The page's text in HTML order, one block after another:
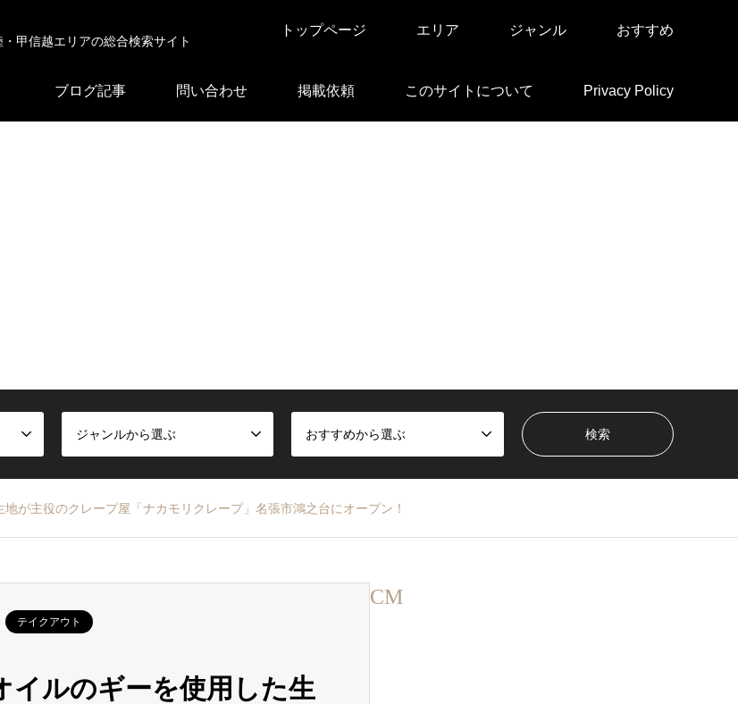
甲信越エリアの総合検索サイト
トップページ エリア ジャンル おすすめ
ブログ記事 問い合わせ 掲載依頼 このサイトについて Privacy Policy
ジャンルから選ぶ おすすめから選ぶ
が主役のクレープ屋「ナカモリクレープ」名張市鴻之台にオープン！
テイクアウト
イルのギーを使用した生
CM